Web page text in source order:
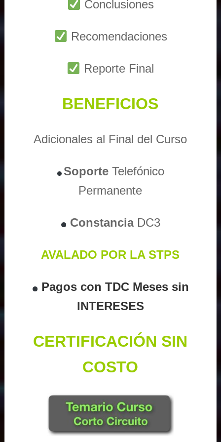
Conclusiones
Recomendaciones
Reporte Final
BENEFICIOS
Adicionales al Final del Curso
Soporte Telefónico
Permanente
ConstanciaDC3
AVALADO POR LA STPS
Pagos con TDC Meses sin
INTERESES
CERTIFICACIÓN SIN
COSTO